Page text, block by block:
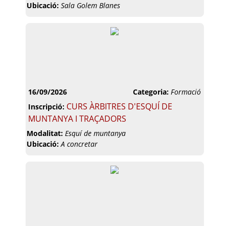
Ubicació: Sala Golem Blanes
16/09/2026 Categoria: Formació
Inscripció: CURS ÀRBITRES D'ESQUÍ DE
MUNTANYA I TRAÇADORS
Modalitat: Esquí de muntanya
Ubicació: A concretar